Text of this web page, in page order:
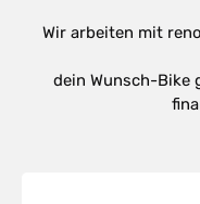
Wir arbeiten mit
dein Wunsch-Bike